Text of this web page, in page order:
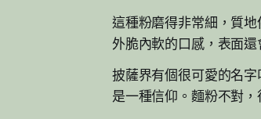
這種粉磨得非常細，質
外脆內軟的口感，表面還
披薩界有個很可愛的名
是一種信仰。麵粉不對，